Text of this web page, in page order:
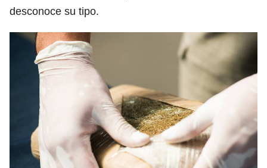
desconoce su tipo.